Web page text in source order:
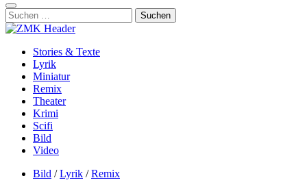
Suchen
nach:
Stories & Texte
Lyrik
Miniatur
Remix
Theater
Krimi
Scifi
Bild
Video
Bild / Lyrik / Remix